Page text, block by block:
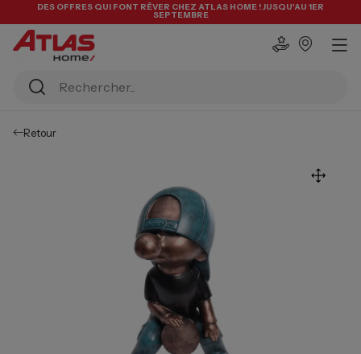
DES OFFRES QUI FONT RÊVER CHEZ ATLAS HOME ! JUSQU'AU 1ER
SEPTEMBRE
Retour